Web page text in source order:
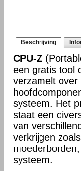
Beschrijving
CPU-Z
een gratis tool
verzamelt over
systeem. Het
staat een
van
verkrijgen
systeem.